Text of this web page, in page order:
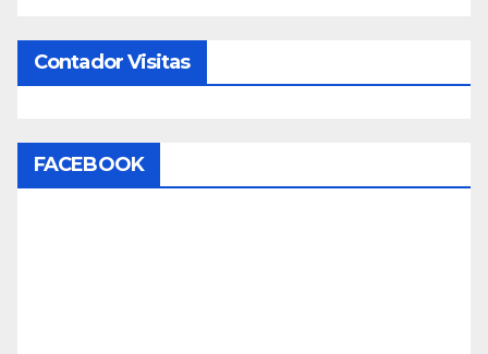
Contador Visitas
FACEBOOK